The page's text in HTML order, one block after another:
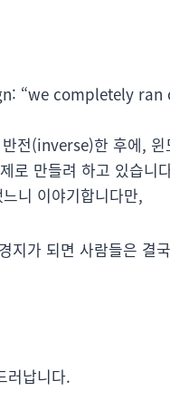
“we completely
전(inverse)한 후에,
로 만들려 하고 있습
니 이야기합니다만,
지가 되면 사람들은 결
러납니다.